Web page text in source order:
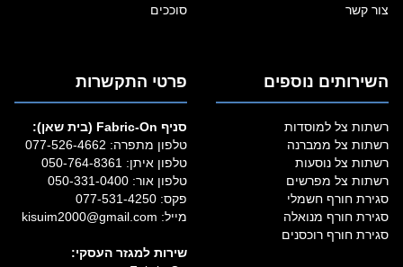
צור קשר
סוככים
השירותים נוספים
רשתות צל למוסדות
רשתות צל ממברנה
רשתות צל נוסעות
רשתות צל מפרשים
סגירת חורף חשמלי
סגירת חורף מנואלה
סגירת חורף רוכסנים
פרטי התקשרות
סניף Fabric‑On (בית שאן):
טלפון מתפרה: 077-526-4662
טלפון איתן: 050-764-8361
טלפון אור: 050-331-0400
פקס: 077-531-4250
מייל: kisuim2000@gmail.com
שירות למגזר העסקי: